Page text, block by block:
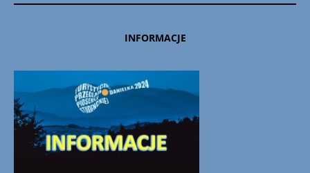
INFORMACJE